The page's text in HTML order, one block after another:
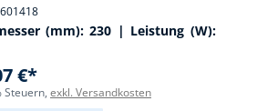
(mm): 230 | Leistung (W):
€*
Steuern, exkl. Versandkosten